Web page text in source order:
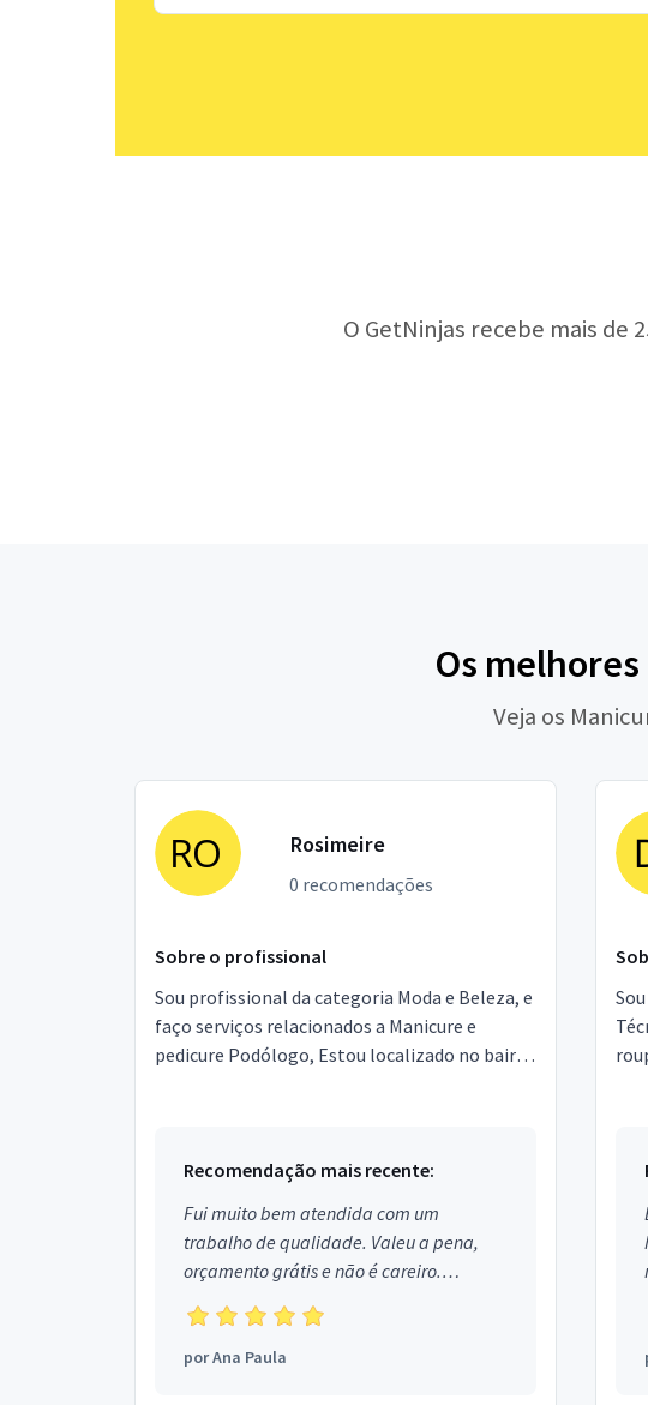
O GetNinjas recebe mais de
Os melhores
Veja os
Rosimeire
0 recomendações
Sobre o profissional
Sou profissional da categoria Moda e Beleza, e
faço serviços relacionados a Manicure e
pedicure Podólogo, Estou localizado no bairro
Recomendação mais recente:
Fui muito bem atendida com um
trabalho de qualidade. Valeu a pena,
orçamento grátis e não é careiro.
Obrigada!
porAna Paula